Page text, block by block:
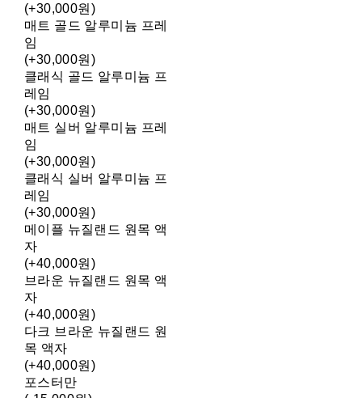
(+30,000원)
매트 골드 알루미늄 프레
임
(+30,000원)
클래식 골드 알루미늄 프
레임
(+30,000원)
매트 실버 알루미늄 프레
임
(+30,000원)
클래식 실버 알루미늄 프
레임
(+30,000원)
메이플 뉴질랜드 원목 액
자
(+40,000원)
브라운 뉴질랜드 원목 액
자
(+40,000원)
다크 브라운 뉴질랜드 원
목 액자
(+40,000원)
포스터만